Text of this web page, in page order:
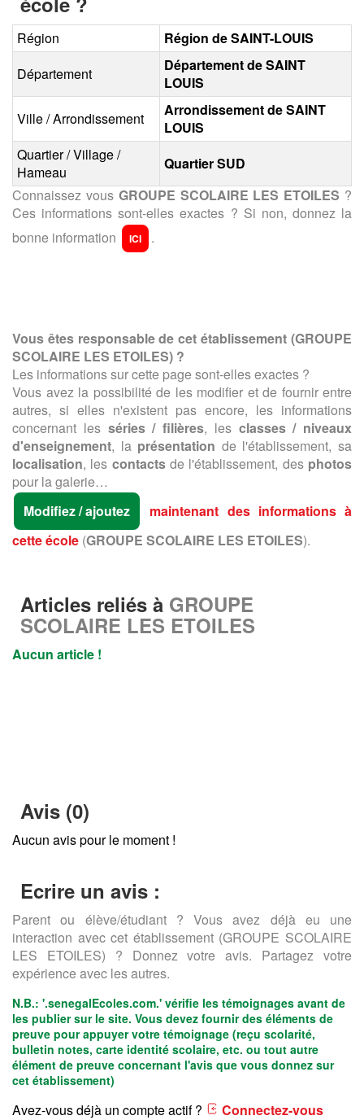
Région
Région de SAINT-LOUIS
Département
Département de SAINT
LOUIS
Ville / Arrondissement
Arrondissement de SAINT
LOUIS
Quartier / Village /
Hameau
Quartier SUD
Connaissez vous GROUPE SCOLAIRE LES ETOILES ?
Ces informations sont-elles exactes ? Si non, donnez la
bonne information
ICI .
Vous êtes responsable de cet établissement (GROUPE
SCOLAIRE LES ETOILES) ?
Les informations sur cette page sont-elles exactes ?
Vous avez la possibilité de les modifier et de fournir entre
autres, si elles n'existent pas encore, les informations
concernant les séries / filières, les classes / niveaux
d'enseignement, la présentation de l'établissement, sa
localisation, les contactsde l'établissement, des photos
pour la galerie…
Modifiez / ajoutez
maintenant des informations à
cette école (GROUPE SCOLAIRE LES ETOILES).
Articles reliés à GROUPE
SCOLAIRE LES ETOILES
Aucun article !
Avis (0)
Aucun avis pour le moment !
Ecrire un avis :
Parent ou élève/étudiant ? Vous avez déjà eu une
interaction avec cet établissement (GROUPE SCOLAIRE
LES ETOILES) ? Donnez votre avis. Partagez votre
expérience avec les autres.
N.B.: '.senegalEcoles.com.' vérifie les témoignages avant de
les publier sur le site. Vous devez fournir des éléments de
preuve pour appuyer votre témoignage (reçu scolarité,
bulletin notes, carte identité scolaire, etc. ou tout autre
élément de preuve concernant l'avis que vous donnez sur
cet établissement)
Avez-vous déjà un compte actif ?
Connectez-vous